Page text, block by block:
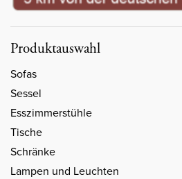
Produktauswahl
Sofas
Sessel
Esszimmerstühle
Tische
Schränke
Lampen und Leuchten